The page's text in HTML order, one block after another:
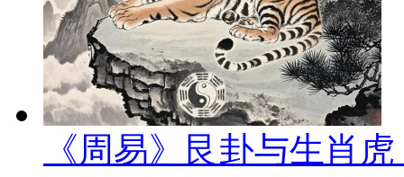
《周易》艮卦与生肖